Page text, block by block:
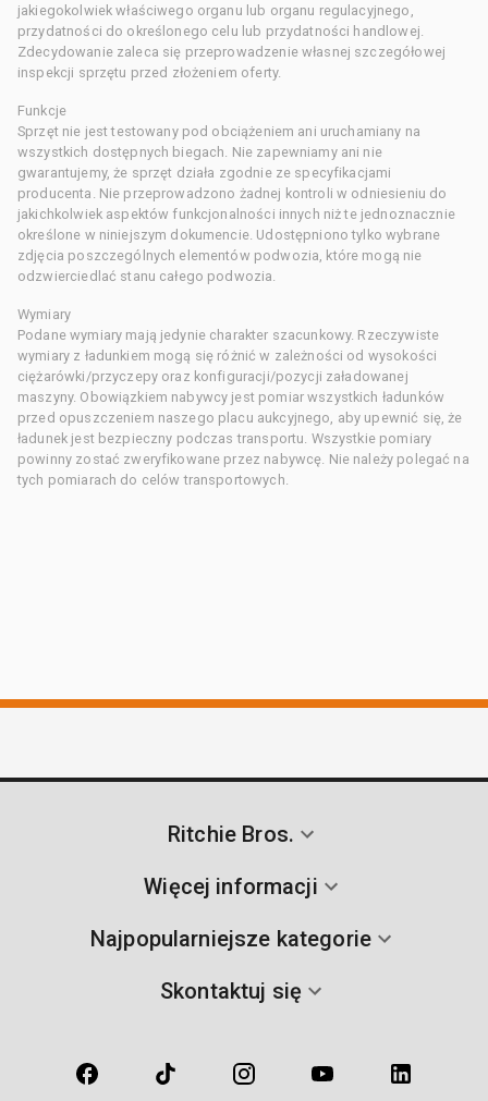
jakiegokolwiek właściwego organu lub organu regulacyjnego,
przydatności do określonego celu lub przydatności handlowej.
Zdecydowanie zaleca się przeprowadzenie własnej szczegółowej
inspekcji sprzętu przed złożeniem oferty.
Funkcje
Sprzęt nie jest testowany pod obciążeniem ani uruchamiany na
wszystkich dostępnych biegach. Nie zapewniamy ani nie
gwarantujemy, że sprzęt działa zgodnie ze specyfikacjami
producenta. Nie przeprowadzono żadnej kontroli w odniesieniu do
jakichkolwiek aspektów funkcjonalności innych niż te jednoznacznie
określone w niniejszym dokumencie. Udostępniono tylko wybrane
zdjęcia poszczególnych elementów podwozia, które mogą nie
odzwierciedlać stanu całego podwozia.
Wymiary
Podane wymiary mają jedynie charakter szacunkowy. Rzeczywiste
wymiary z ładunkiem mogą się różnić w zależności od wysokości
ciężarówki/przyczepy oraz konfiguracji/pozycji załadowanej
maszyny. Obowiązkiem nabywcy jest pomiar wszystkich ładunków
przed opuszczeniem naszego placu aukcyjnego, aby upewnić się, że
ładunek jest bezpieczny podczas transportu. Wszystkie pomiary
powinny zostać zweryfikowane przez nabywcę. Nie należy polegać na
tych pomiarach do celów transportowych.
Ritchie Bros.
Więcej informacji
Najpopularniejsze kategorie
Skontaktuj się